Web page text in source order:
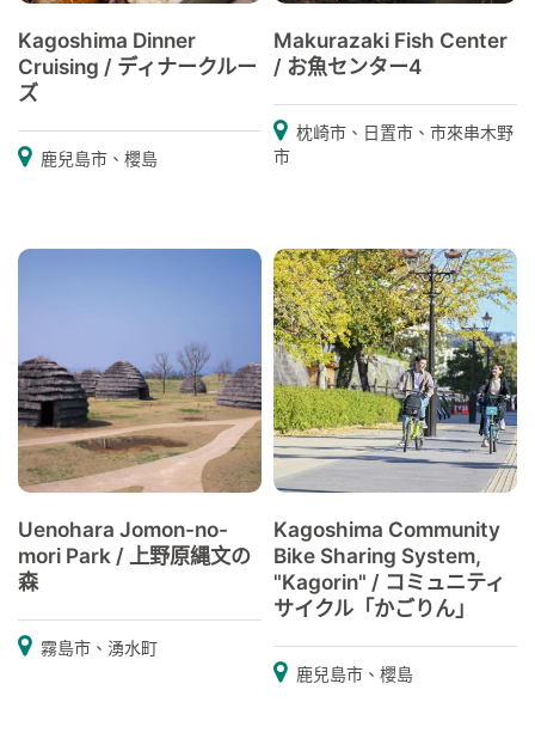
Kagoshima Dinner
Cruising / ディナークルー
ズ
鹿兒島市、櫻島
Makurazaki Fish Center
/ お魚センター4
枕崎市、日置市、市來串木野
市
Uenohara Jomon-no-
mori Park / 上野原縄文の
森
霧島市、湧水町
Kagoshima Community
Bike Sharing System,
"Kagorin" / コミュニティ
サイクル「かごりん」
鹿兒島市、櫻島